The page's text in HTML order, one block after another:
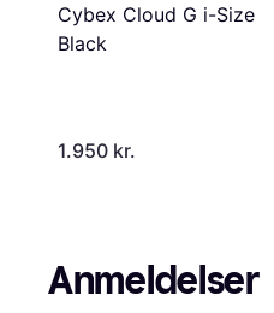
Cybex Cloud G i-Size
Black
1.950 kr.
Anmeldelser